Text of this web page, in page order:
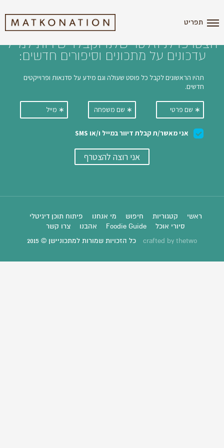
תפריט
הצטרפו לניוזלטר שלנו וקבלו ישירות למייל
עדכונים על מתכונים וסיפורים חדשים:
ראשי קטגוריות חיפוש מי אנחנו
פיתוח תוכן דיגיטלי
סיורי אוכל
Foodie Guide אהבנו צרו קשר
crafted by thetwo כל הזכויות שמורות למתכוניישן © 2015